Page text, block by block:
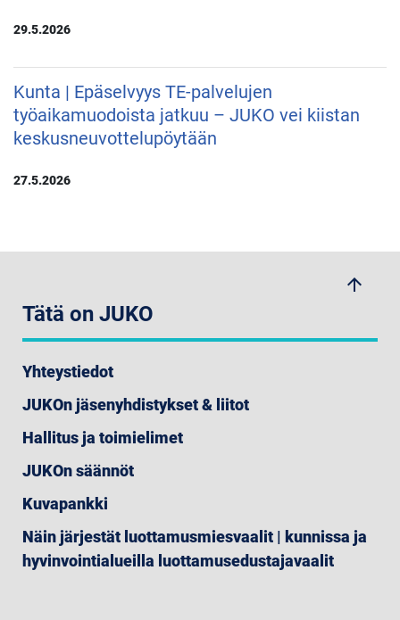
29.5.2026
Kunta | Epäselvyys TE-palvelujen
työaikamuodoista jatkuu – JUKO vei kiistan
keskusneuvottelupöytään
27.5.2026
arrow_upwards
Tätä on JUKO
Yhteystiedot
JUKOn jäsenyhdistykset & liitot
Hallitus ja toimielimet
JUKOn säännöt
Kuvapankki
Näin järjestät luottamusmiesvaalit | kunnissa ja
hyvinvointialueilla luottamusedustajavaalit